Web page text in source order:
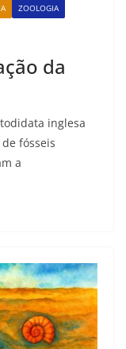
ZOOLOGIA
da
inglesa
fósseis
a